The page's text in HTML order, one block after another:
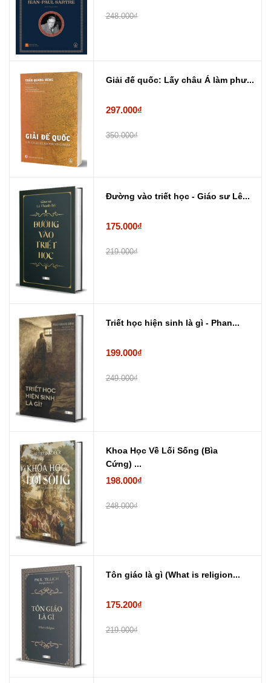
248.000₫
Giải đế quốc: Lấy châu Á làm phư...
297.000₫
350.000₫
Đường vào triết học - Giáo sư Lê...
175.000₫
219.000₫
Triết học hiện sinh là gì - Phan...
199.000₫
249.000₫
Khoa Học Về Lối Sống (Bìa
Cứng) ...
198.000₫
248.000₫
Tôn giáo là gì (What is religion...
175.200₫
219.000₫